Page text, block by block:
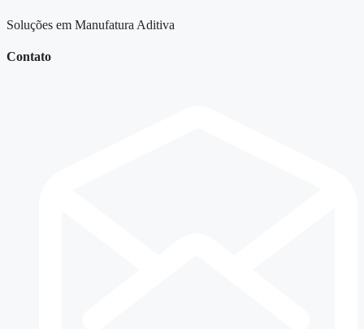
Soluções em Manufatura Aditiva
Contato